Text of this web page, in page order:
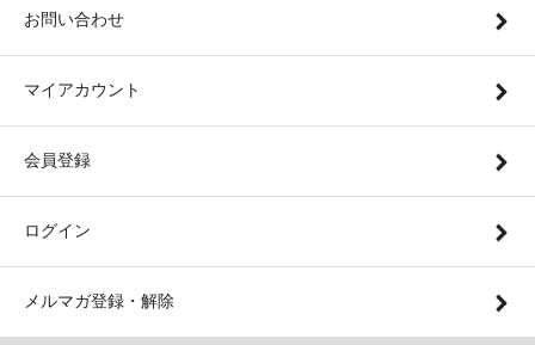
お問い合わせ
マイアカウント
会員登録
ログイン
メルマガ登録・解除